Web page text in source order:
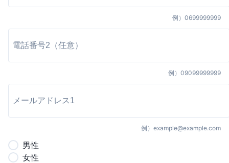
例） 0699999999
例） 09099999999
例） example@example.com
男性
女性